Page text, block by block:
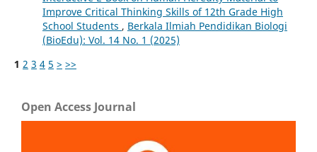
Improve Critical Thinking Skills of 12th Grade High
School Students , Berkala Ilmiah Pendidikan Biologi
(BioEdu): Vol. 14 No. 1 (2025)
1 2 3 4 5 > >>
Open Access Journal